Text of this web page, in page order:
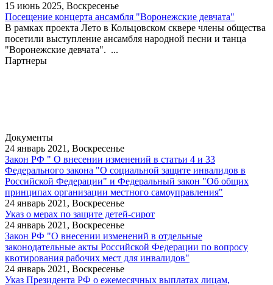
15 июнь 2025, Воскресенье
Посещение концерта ансамбля "Воронежские девчата"
В рамках проекта Лето в Кольцовском сквере члены общества
посетили выступление ансамбля народной песни и танца
"Воронежские девчата". ...
Партнеры
Документы
24 январь 2021, Воскресенье
Закон РФ " О внесении изменений в статьи 4 и 33
Федерального закона "О социальной защите инвалидов в
Российской Федерации" и Федеральный закон "Об общих
принципах организации местного самоуправления"
24 январь 2021, Воскресенье
Указ о мерах по защите детей-сирот
24 январь 2021, Воскресенье
Закон РФ "О внесении изменений в отдельные
законодательные акты Российской Федерации по вопросу
квотирования рабочих мест для инвалидов"
24 январь 2021, Воскресенье
Указ Президента РФ о ежемесячных выплатах лицам,